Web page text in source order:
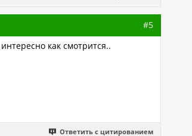
#5
как смотрится..
Ответить с цитированием